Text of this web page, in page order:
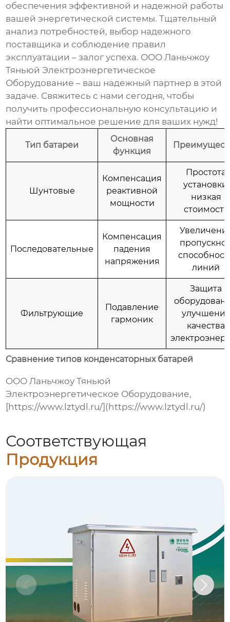
обеспечения эффективной и надежной работы
вашей энергетической системы. Тщательный
анализ потребностей, выбор надежного
поставщика и соблюдение правил
эксплуатации – залог успеха. ООО Ланьчжоу
Тяньюй Электроэнергетическое
Оборудование – ваш надежный партнер в этой
задаче. Свяжитесь с нами сегодня, чтобы
получить профессиональную консультацию и
найти оптимальное решение для ваших нужд!
Сравнение типов конденсаторных батарей
Тип батареи
Основная
функция
Шунтовые
Компенсация
реактивной
мощности
Простота
установки,
низкая
стоимость
Последовательные
Компенсация
падения
напряжения
линий
Фильтрующие
Подавление
гармоник
Защита
улучшение
качества
ООО Ланьчжоу Тяньюй
Электроэнергетическое Оборудование,
[https://www.lztydl.ru/](https://www.lztydl.ru/)
Соответствующая
Продукция